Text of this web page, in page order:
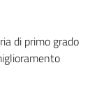
di primo grado